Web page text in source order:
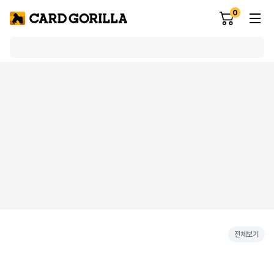
0
전체보기